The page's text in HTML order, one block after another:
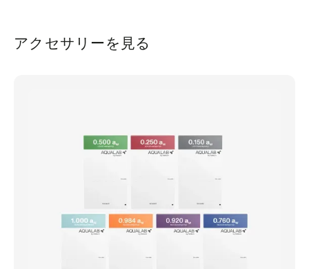
アクセサリーを見る